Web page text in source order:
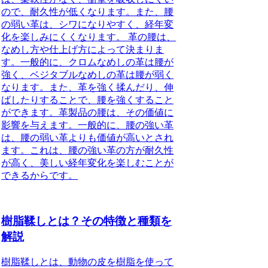
ので、耐久性が低くなります。また、腰
の弱い革は、シワになりやすく、経年変
化を楽しみにくくなります。 革の腰は、
なめし方や仕上げ方によって決まりま
す。一般的に、クロムなめしの革は腰が
強く、ベジタブルなめしの革は腰が弱く
なります。また、革を強く揉んだり、伸
ばしたりすることで、腰を強くすること
ができます。革製品の腰は、その価値に
影響を与えます。一般的に、腰の強い革
は、腰の弱い革よりも価値が高いとされ
ます。これは、腰の強い革の方が耐久性
が高く、美しい経年変化を楽しむことが
できるからです。
樹脂鞣しとは？その特徴と種類を
解説
樹脂鞣しとは、動物の皮を樹脂を使って